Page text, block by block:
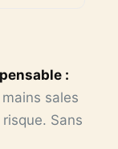
:
sales
Sans